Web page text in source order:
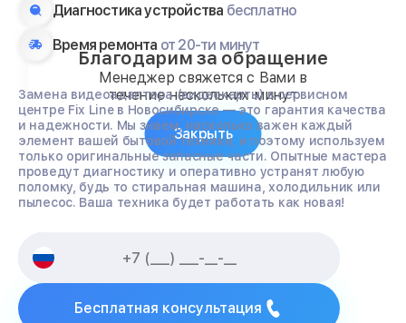
Диагностика устройства бесплатно
Время ремонта от 20-ти минут
Замена видеоадаптера (видеокарты) в сервисном
центре Fix Line в Новосибирске — это гарантия качества
и надежности. Мы знаем, насколько важен каждый
элемент вашей бытовой техники, и поэтому используем
только оригинальные запасные части. Опытные мастера
проведут диагностику и оперативно устранят любую
поломку, будь то стиральная машина, холодильник или
пылесос. Ваша техника будет работать как новая!
Бесплатная консультация
Благодарим за обращение
Менеджер свяжется с Вами в
течение нескольких минут
Закрыть